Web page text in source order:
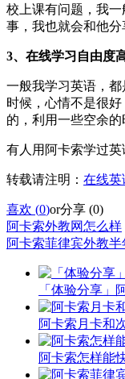
校上课有问题，我
事，我也就会和他分
3、在线学习自由度
一般我学习英语，
时候，心情不是很
的，利用一些空余的
有人用阿卡索学过
转载请注明： 在线英
喜欢 (0)or分享 (0)
阿卡索外教网怎么样
阿卡索菲律宾外教
「体验分享」
阿卡索月卡和
阿卡索怎样能